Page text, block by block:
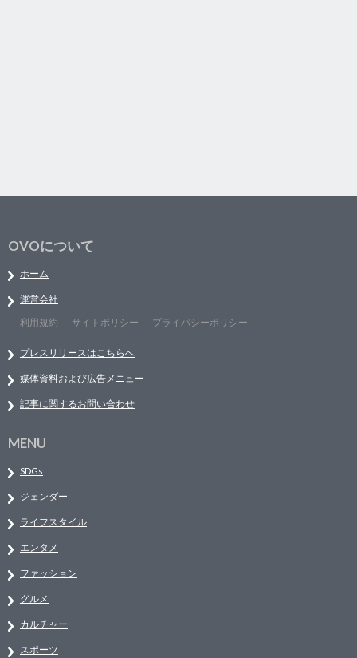
OVOについて
ホーム
運営会社
利用規約
サイトポリシー プライバシーポリシー
プレスリリースはこちらへ
媒体資料および広告メニュー
記事に関するお問い合わせ
MENU
SDGs
ジェンダー
ライフスタイル
エンタメ
ファッション
グルメ
カルチャー
スポーツ